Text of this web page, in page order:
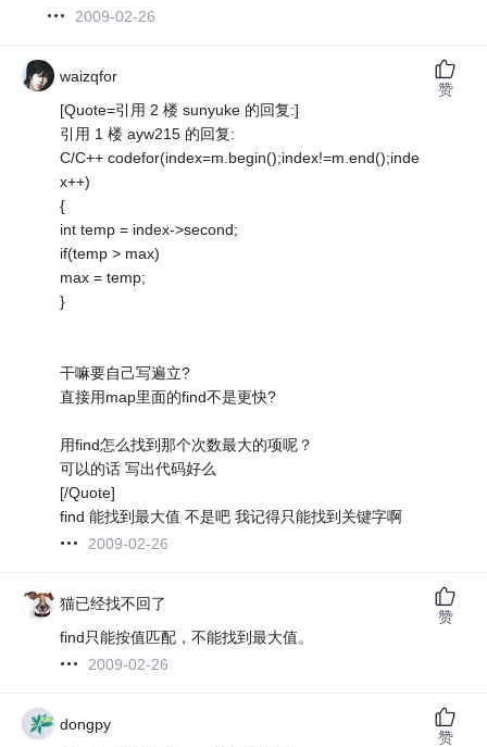
2009-02-26
waizqfor
[Quote=引用 2 楼 sunyuke 的回复:]
引用 1 楼 ayw215 的回复:
C/C++ codefor(index=m.begin();index!=m.end();inde
x++)
{
int temp = index->second;
if(temp > max)
max = temp;
}
干嘛要自己写遍立?
直接用map里面的find不是更快?
用find怎么找到那个次数最大的项呢？
可以的话 写出代码好么
[/Quote]
find 能找到最大值 不是吧 我记得只能找到关键字啊
2009-02-26
赞
猫已经找不回了
find只能按值匹配，不能找到最大值。
2009-02-26
赞
dongpy
赞